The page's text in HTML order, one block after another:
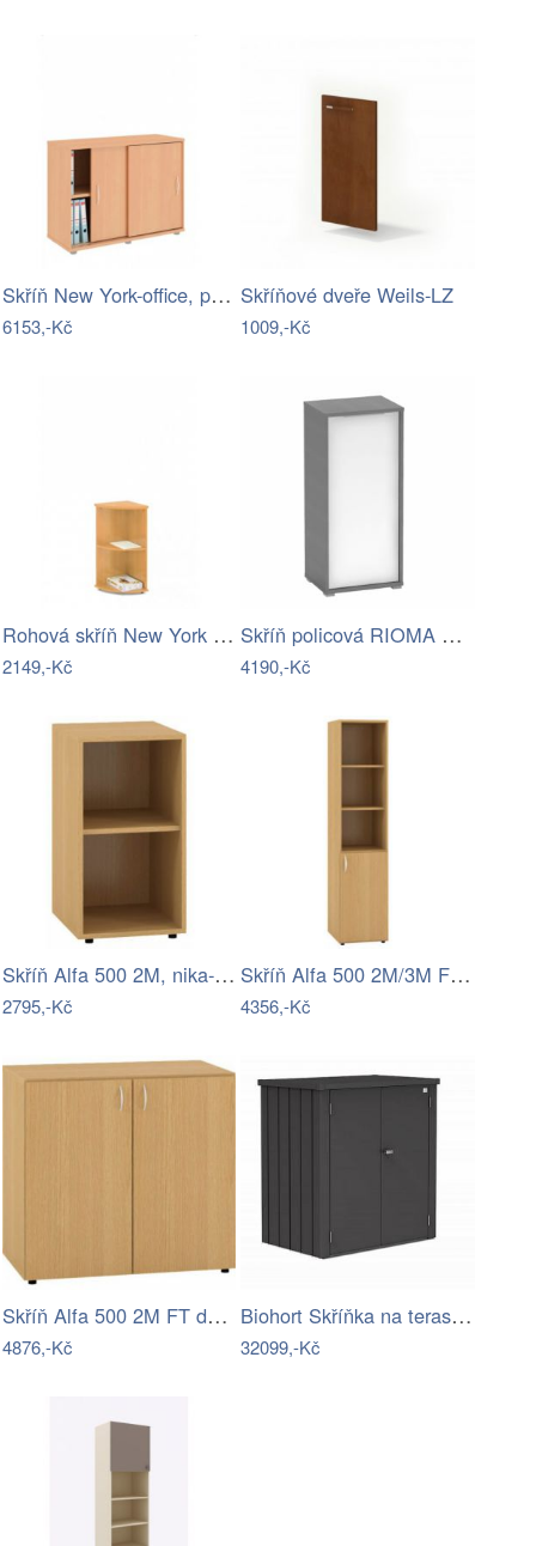
Skříň New York-office, posuvné dveře…
6153,-Kč
Skříňové dveře Weils-LZ
1009,-Kč
Rohová skříň New York OSC5-LZ
2149,-Kč
Skříň policová RIOMA TYP 10 Tempo…
4190,-Kč
Skříň Alfa 500 2M, nika-AF
2795,-Kč
Skříň Alfa 500 2M/3M FT dveře/nika-AF
4356,-Kč
Skříň Alfa 500 2M FT dveře LTD 80 půda…
4876,-Kč
Biohort Skříňka na terasu BIOHORT Romeo…
32099,-Kč